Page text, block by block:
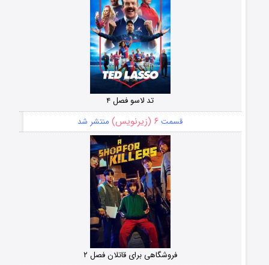
تد لاسو فصل ۴
قسمت ۶ (زیرنویس) منتشر شد
فروشگاهی برای قاتلان فصل ۲